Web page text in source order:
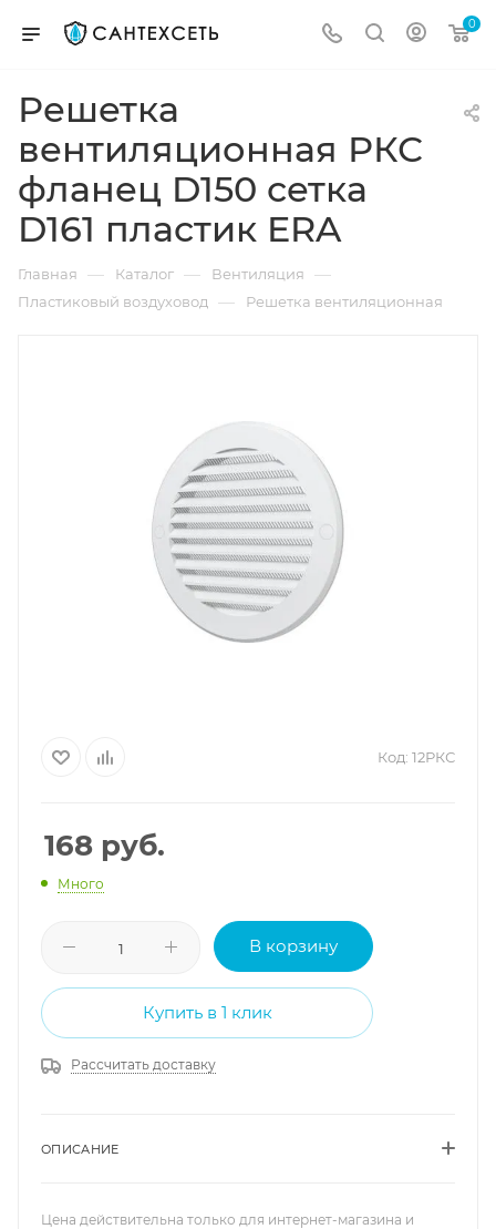
0
Решетка
вентиляционная РКС
фланец D150 сетка
D161 пластик ERA
Главная — Каталог — Вентиляция —
Пластиковый воздуховод — Решетка вентиляционная
Код: 12РКС
168 руб.
Много
В корзину
Купить в 1 клик
Рассчитать доставку
ОПИСАНИЕ
Цена действительна только для интернет-магазина и